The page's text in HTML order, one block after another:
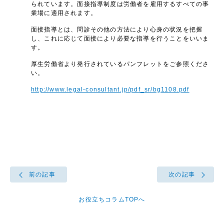
られています。面接指導制度は労働者を雇用するすべての事
業場に適用されます。
面接指導とは、問診その他の方法により心身の状況を把握
し、これに応じて面接により必要な指導を行うことをいいま
す。
厚生労働省より発行されているパンフレットをご参照くださ
い。
http://www.legal-consultant.jp/pdf_sr/bg1108.pdf
前の記事
お役立ちコラムTOPへ
次の記事